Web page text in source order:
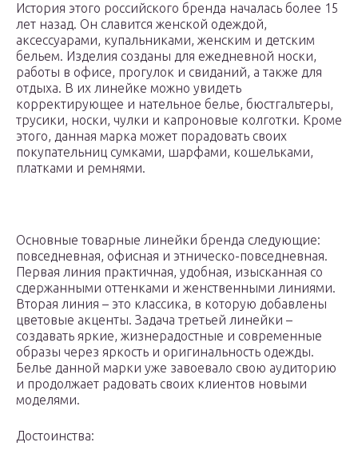
История этого российского бренда началась более 15
лет назад. Он славится женской одеждой,
аксессуарами, купальниками, женским и детским
бельем. Изделия созданы для ежедневной носки,
работы в офисе, прогулок и свиданий, а также для
отдыха. В их линейке можно увидеть
корректирующее и нательное белье, бюстгальтеры,
трусики, носки, чулки и капроновые колготки. Кроме
этого, данная марка может порадовать своих
покупательниц сумками, шарфами, кошельками,
платками и ремнями.
Основные товарные линейки бренда следующие:
повседневная, офисная и этническо-повседневная.
Первая линия практичная, удобная, изысканная со
сдержанными оттенками и женственными линиями.
Вторая линия – это классика, в которую добавлены
цветовые акценты. Задача третьей линейки –
создавать яркие, жизнерадостные и современные
образы через яркость и оригинальность одежды.
Белье данной марки уже завоевало свою аудиторию
и продолжает радовать своих клиентов новыми
моделями.
Достоинства: